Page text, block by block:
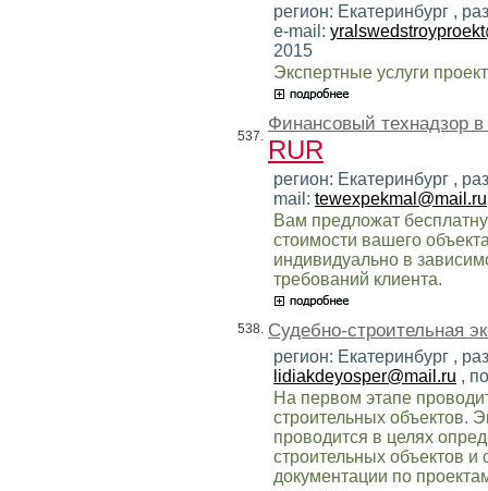
регион: Екатеринбург ,
e-mail:
2015
Экспертные услуги
537.
Финансовый технадзор
RUR
регион: Екатеринбург ,
mail: tewexpekmal@mail.ru
Вам предложат
стоимости вашего
индивидуально в
требований клиента.
538. Судебно-строительная
регион: Екатеринбург ,
lidiakdeyosper@mail.ru ,
На первом этапе
строительных объектов.
проводится в целях
строительных объектов
документации по